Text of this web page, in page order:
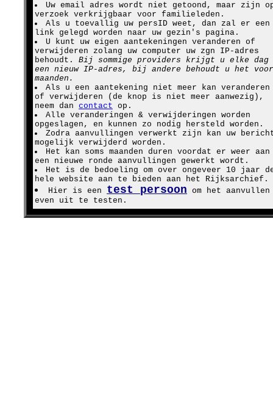
Uw email adres wordt niet getoond, maar zijn
verzoek verkrijgbaar voor familieleden.
Als u toevallig uw persID weet, dan zal er een
link gelegd worden naar uw gezin's pagina.
U kunt uw eigen aantekeningen veranderen of
verwijderen zolang uw computer uw zgn IP-adres
behoudt. Bij sommige providers krijgt u elke dag
een nieuw IP-adres, bij andere behoudt u het voor
maanden.
Als u een aantekening niet meer kan veranderen
of verwijderen (de knop is niet meer aanwezig),
neem dan contact op.
Alle veranderingen & verwijderingen worden
opgeslagen, en kunnen zo nodig hersteld worden.
Zodra aanvullingen verwerkt zijn kan uw
mogelijk verwijderd worden.
Het kan soms maanden duren voordat er weer aan
een nieuwe ronde aanvullingen gewerkt wordt.
Het is de bedoeling om over ongeveer 10 jaar
hele website aan te bieden aan het Rijksarchief.
Hier is een test persoon om het aanvullen
even uit te testen.